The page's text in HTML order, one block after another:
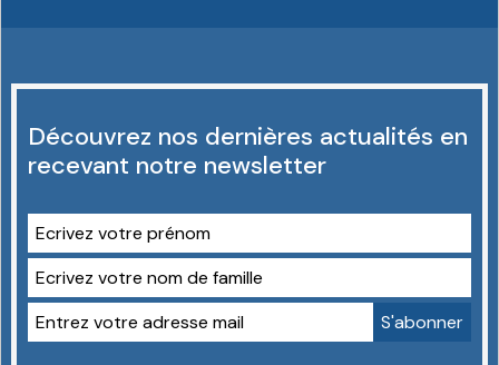
Découvrez nos dernières actualités en
recevant notre newsletter